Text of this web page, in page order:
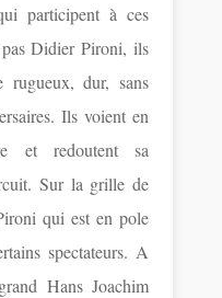
participent à ces
pas Didier Pironi, ils
rugueux, dur, sans
Ils voient en
et redoutent sa
Sur la grille de
qui est en pole
spectateurs. A
Hans Joachim